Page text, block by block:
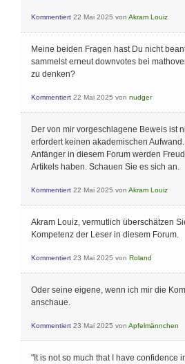
Kommentiert 22 Mai 2025 von Akram Louiz
Meine beiden Fragen hast Du nicht
sammelst erneut downvotes bei
zu denken?
Kommentiert 22 Mai 2025 von nudger
Der von mir vorgeschlagene Beweis ist
erfordert keinen akademischen
Anfänger in diesem Forum werden
Artikels haben. Schauen Sie es sich an.
Kommentiert 22 Mai 2025 von Akram Louiz
Akram Louiz, vermutlich überschätzen
Kompetenz der Leser in diesem Forum.
Kommentiert 23 Mai 2025 von Roland
Oder seine eigene, wenn ich mir die
anschaue.
Kommentiert 23 Mai 2025 von Apfelmännchen
"It is not so much that I have confidence